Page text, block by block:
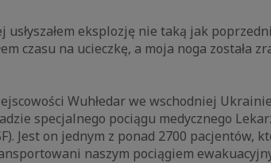
eksplozję nie taką jak
czasu na ucieczkę, a moja noga została
Wuhłedar we wschodniej
specjalnego pociągu medycznego
Jest on jednym z ponad 2700 pacjentów,
naszym pociągiem